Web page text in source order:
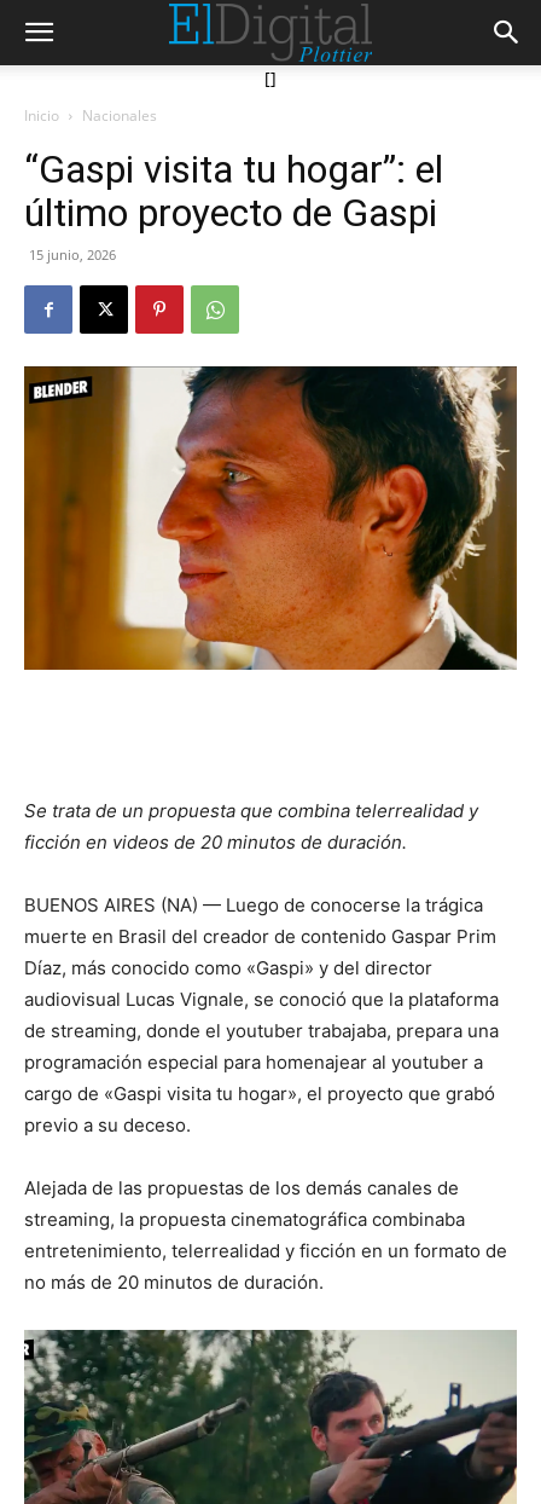
[]
Inicio Nacionales
“Gaspi visita tu hogar”: el
último proyecto de Gaspi
15 junio, 2026
Se trata de un propuesta que combina telerrealidad y
ficción en videos de 20 minutos de duración.
BUENOS AIRES (NA) — Luego de conocerse la trágica
muerte en Brasil del creador de contenido Gaspar Prim
Díaz, más conocido como «Gaspi» y del director
audiovisual Lucas Vignale, se conoció que la plataforma
de streaming, donde el youtuber trabajaba, prepara una
programación especial para homenajear al youtuber a
cargo de «Gaspi visita tu hogar», el proyecto que grabó
previo a su deceso.
Alejada de las propuestas de los demás canales de
streaming, la propuesta cinematográfica combinaba
entretenimiento, telerrealidad y ficción en un formato de
no más de 20 minutos de duración.